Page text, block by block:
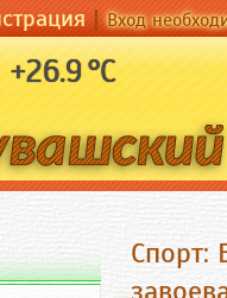
|Вход
+26.9 °C
Спорт: